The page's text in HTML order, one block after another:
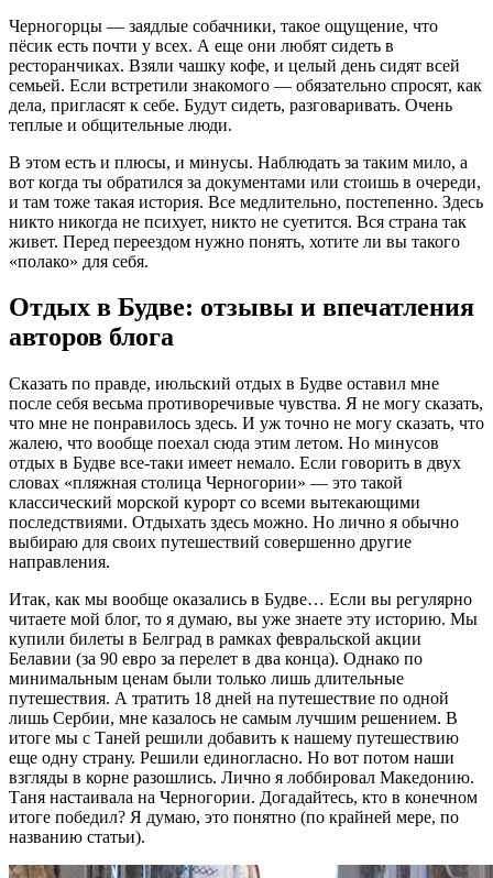
Черногорцы — заядлые собачники, такое ощущение, что
пёсик есть почти у всех. А еще они любят сидеть в
ресторанчиках. Взяли чашку кофе, и целый день сидят всей
семьей. Если встретили знакомого — обязательно спросят, как
дела, пригласят к себе. Будут сидеть, разговаривать. Очень
теплые и общительные люди.
В этом есть и плюсы, и минусы. Наблюдать за таким мило, а
вот когда ты обратился за документами или стоишь в очереди,
и там тоже такая история. Все медлительно, постепенно. Здесь
никто никогда не психует, никто не суетится. Вся страна так
живет. Перед переездом нужно понять, хотите ли вы такого
«полако» для себя.
Отдых в Будве: отзывы и впечатления
авторов блога
Сказать по правде, июльский отдых в Будве оставил мне
после себя весьма противоречивые чувства. Я не могу сказать,
что мне не понравилось здесь. И уж точно не могу сказать, что
жалею, что вообще поехал сюда этим летом. Но минусов
отдых в Будве все-таки имеет немало. Если говорить в двух
словах «пляжная столица Черногории» — это такой
классический морской курорт со всеми вытекающими
последствиями. Отдыхать здесь можно. Но лично я обычно
выбираю для своих путешествий совершенно другие
направления.
Итак, как мы вообще оказались в Будве… Если вы регулярно
читаете мой блог, то я думаю, вы уже знаете эту историю. Мы
купили билеты в Белград в рамках февральской акции
Белавии (за 90 евро за перелет в два конца). Однако по
минимальным ценам были только лишь длительные
путешествия. А тратить 18 дней на путешествие по одной
лишь Сербии, мне казалось не самым лучшим решением. В
итоге мы с Таней решили добавить к нашему путешествию
еще одну страну. Решили единогласно. Но вот потом наши
взгляды в корне разошлись. Лично я лоббировал Македонию.
Таня настаивала на Черногории. Догадайтесь, кто в конечном
итоге победил? Я думаю, это понятно (по крайней мере, по
названию статьи).